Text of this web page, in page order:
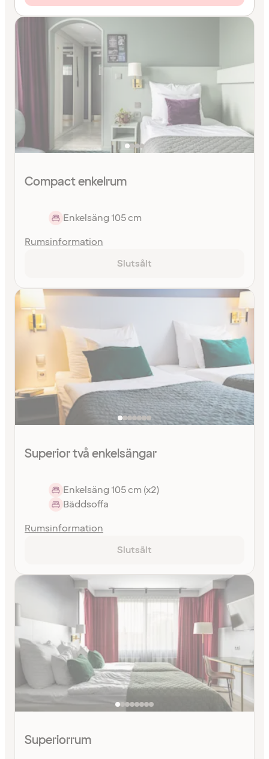
Compact enkelrum
Enkelsäng 105 cm
Rumsinformation
Slutsålt
Superior två enkelsängar
Enkelsäng 105 cm (x2)
Bäddsoffa
Rumsinformation
Slutsålt
Superiorrum